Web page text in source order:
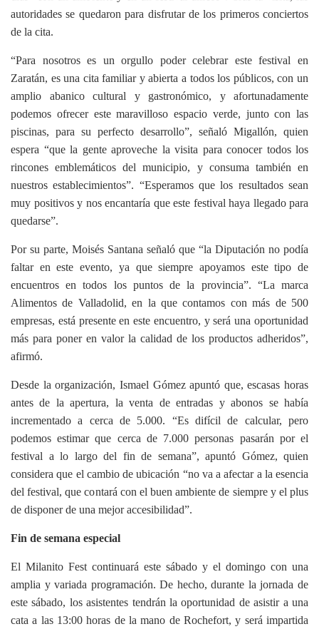
autoridades se quedaron para disfrutar de los primeros conciertos
de la cita.
“Para nosotros es un orgullo poder celebrar este festival en
Zaratán, es una cita familiar y abierta a todos los públicos, con un
amplio abanico cultural y gastronómico, y afortunadamente
podemos ofrecer este maravilloso espacio verde, junto con las
piscinas, para su perfecto desarrollo”, señaló Migallón, quien
espera “que la gente aproveche la visita para conocer todos los
rincones emblemáticos del municipio, y consuma también en
nuestros establecimientos”. “Esperamos que los resultados sean
muy positivos y nos encantaría que este festival haya llegado para
quedarse”.
Por su parte, Moisés Santana señaló que “la Diputación no podía
faltar en este evento, ya que siempre apoyamos este tipo de
encuentros en todos los puntos de la provincia”. “La marca
Alimentos de Valladolid, en la que contamos con más de 500
empresas, está presente en este encuentro, y será una oportunidad
más para poner en valor la calidad de los productos adheridos”,
afirmó.
Desde la organización, Ismael Gómez apuntó que, escasas horas
antes de la apertura, la venta de entradas y abonos se había
incrementado a cerca de 5.000. “Es difícil de calcular, pero
podemos estimar que cerca de 7.000 personas pasarán por el
festival a lo largo del fin de semana”, apuntó Gómez, quien
considera que el cambio de ubicación “no va a afectar a la esencia
del festival, que contará con el buen ambiente de siempre y el plus
de disponer de una mejor accesibilidad”.
Fin de semana especial
El Milanito Fest continuará este sábado y el domingo con una
amplia y variada programación. De hecho, durante la jornada de
este sábado, los asistentes tendrán la oportunidad de asistir a una
cata a las 13:00 horas de la mano de Rochefort, y será impartida